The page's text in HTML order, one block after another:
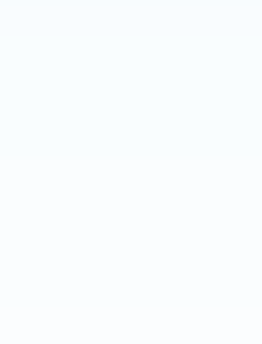
çà et là sur une voie
et serpente entre les
comprend la visite de
Une halte à la
centre d'Agadir abritant des
singe magot, comble les
idéal pour les familles et
enfants, grâce à leurs
La longue plage d'Agadir se
enfants. Concours de
son lot d'amusements. Vous
à vos petits avec une initiation
ou en les